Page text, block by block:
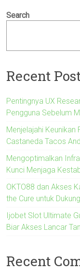
Search
Recent
Pentingnya UX
Pengguna Sebelum
Menjelajahi Keunikan
Castaneda Tacos
Mengoptimalkan
Kunci Menjaga
OKTO88 dan Akses
the Cure untuk
Ijobet Slot Ultimate
Biar Akses Lancar
Recent